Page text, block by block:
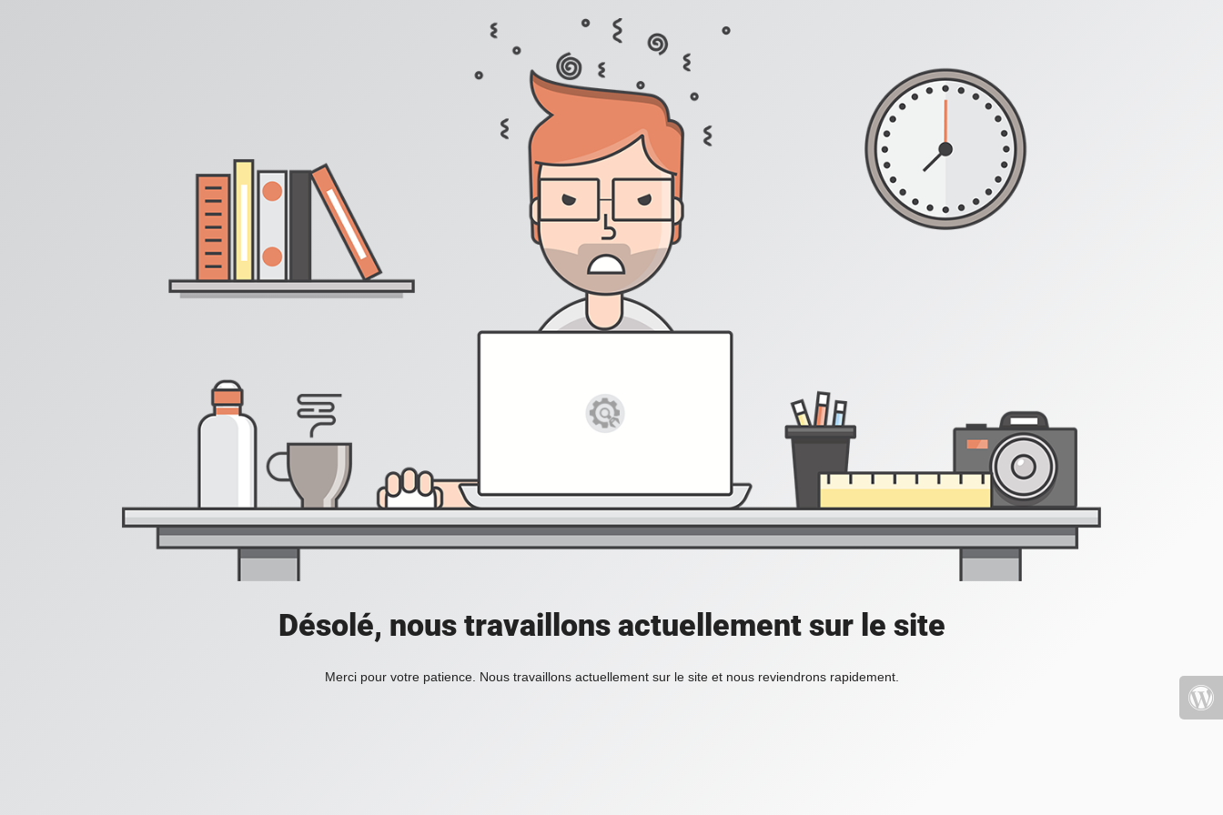
Désolé, nous travaillons actuellement sur le site
Merci pour votre patience. Nous travaillons actuellement sur le site et nous reviendrons rapidement.